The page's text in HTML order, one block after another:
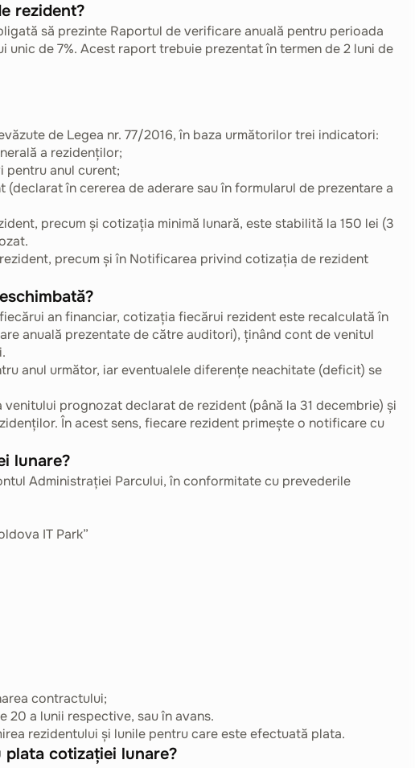
rezident?
să prezinte Raportul de verificare anuală pentru perioada
de 7%. Acest raport trebuie prezentat în termen de 2 luni de
de Legea nr. 77/2016, în baza următorilor trei indicatori:
a rezidenților;
anul curent;
în cererea de aderare sau în formularul de prezentare a
precum și cotizația minimă lunară, este stabilită la 150 lei (3
precum și în Notificarea privind cotizația de rezident
an financiar, cotizația fiecărui rezident este recalculată în
anuală prezentate de către auditori), ținând cont de venitul
anul următor, iar eventualele diferențe neachitate (deficit) se
prognozat declarat de rezident (până la 31 decembrie) și
În acest sens, fiecare rezident primește o notificare cu
lunare?
Administrației Parcului, în conformitate cu prevederile
IT Park”
contractului;
20 a lunii respective, sau în avans.
rezidentului și lunile pentru care este efectuată plata.
cotizației lunare?